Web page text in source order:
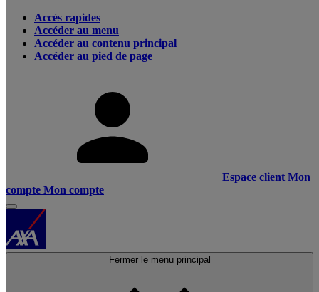
Accès rapides
Accéder au menu
Accéder au contenu principal
Accéder au pied de page
Espace client Mon
compte Mon compte
Fermer le menu principal